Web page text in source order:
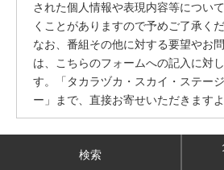
された個人情報や表現内容等につい
くことがありますので予めご了承くだ
なお、番組その他に対する要望やお
は、こちらのフォームへの記入に対
す。「タカラヅカ・スカイ・ステー
ー」まで、直接お寄せいただきます
検索